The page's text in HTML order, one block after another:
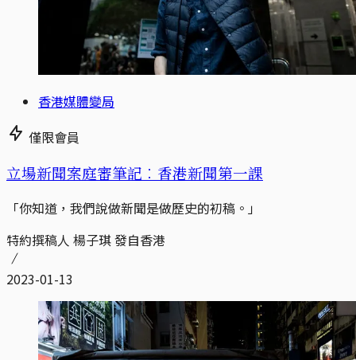
香港媒體變局
僅限會員
立場新聞案庭審筆記︰香港新聞第一課
「你知道，我們說做新聞是做歷史的初稿。」
特約撰稿人 楊子琪 發自香港
2023-01-13